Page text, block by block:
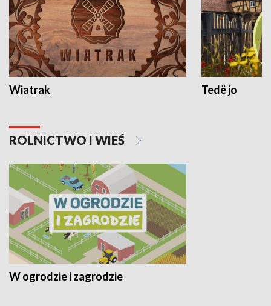
Wiatrak Tedë jo
ROLNICTWO I WIEŚ
W ogrodzie i zagrodzie